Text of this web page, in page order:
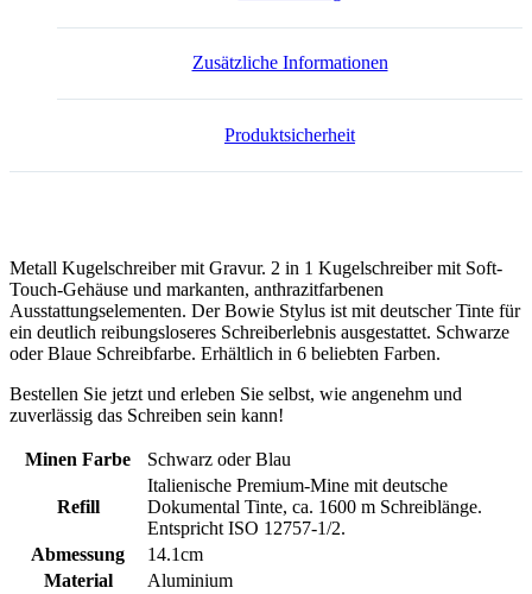
Zusätzliche Informationen
Produktsicherheit
Metall Kugelschreiber mit Gravur. 2 in 1 Kugelschreiber mit Soft-
Touch-Gehäuse und markanten, anthrazitfarbenen
Ausstattungselementen. Der Bowie Stylus ist mit deutscher Tinte für
ein deutlich reibungsloseres Schreiberlebnis ausgestattet. Schwarze
oder Blaue Schreibfarbe. Erhältlich in 6 beliebten Farben.
Bestellen Sie jetzt und erleben Sie selbst, wie angenehm und
zuverlässig das Schreiben sein kann!
Minen Farbe Schwarz oder Blau
Refill
Italienische Premium-Mine mit deutsche
Dokumental Tinte, ca. 1600 m Schreiblänge.
Entspricht ISO 12757-1/2.
Abmessung
14.1cm
Material
Aluminium